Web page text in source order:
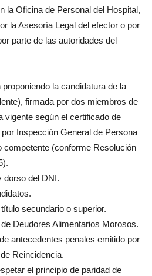
la Oficina de Personal del Hospital,
la Asesoría Legal del efector o por
parte de las autoridades del
la candidatura de la
firmada por dos miembros de
vigente según el certificado de
Inspección General de Persona
competente (conforme Resolución
dorso del DNI.
secundario o superior.
Deudores Alimentarios Morosos.
antecedentes penales emitido por
Reincidencia.
el principio de paridad de